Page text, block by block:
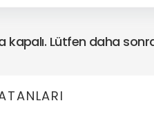
kapalı. Lütfen daha